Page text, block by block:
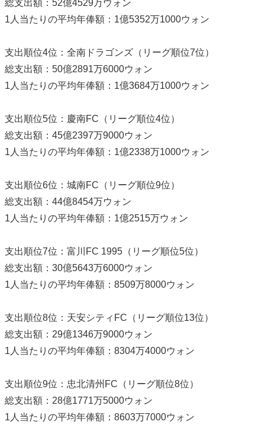
総支出額：52億4529万ウォン
1人当たりの平均年俸額：1億5352万1000ウォン
支出順位4位：全南ドラゴンズ（リーグ順位7位）
総支出額：50億2891万6000ウォン
1人当たりの平均年俸額：1億3684万1000ウォン
支出順位5位：慶南FC（リーグ順位4位）
総支出額：45億2397万9000ウォン
1人当たりの平均年俸額：1億2338万1000ウォン
支出順位6位：城南FC（リーグ順位9位）
総支出額：44億8454万ウォン
1人当たりの平均年俸額：1億2515万ウォン
支出順位7位：富川FC 1995（リーグ順位5位）
総支出額：30億5643万6000ウォン
1人当たりの平均年俸額：8509万8000ウォン
支出順位8位：天安シティFC（リーグ順位13位）
総支出額：29億1346万9000ウォン
1人当たりの平均年俸額：8304万4000ウォン
支出順位9位：忠北清州FC（リーグ順位8位）
総支出額：28億1771万5000ウォン
1人当たりの平均年俸額：8603万7000ウォン